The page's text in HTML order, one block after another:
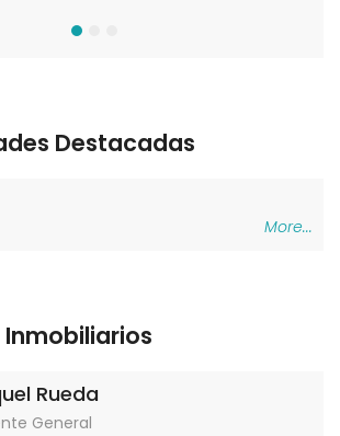
Destacadas
More...
Rueda
General